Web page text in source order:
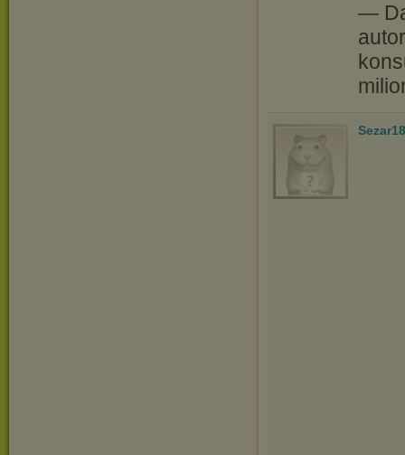
—
Sezar18